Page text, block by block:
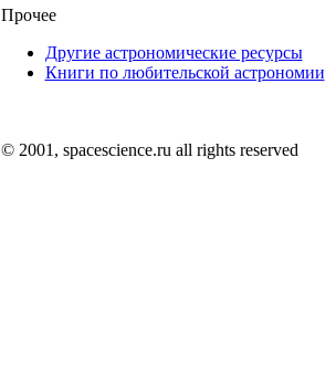
Прочее
Другие астрономические ресурсы
Книги по любительской астрономии
© 2001, spacescience.ru all rights reserved